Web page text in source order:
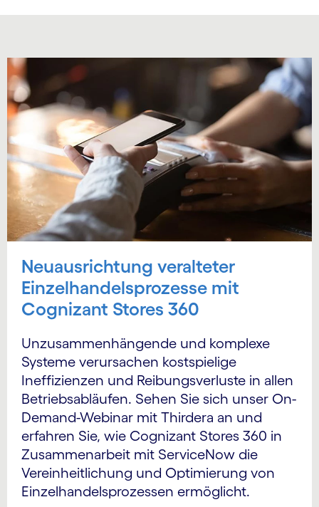
Neuausrichtung veralteter
Einzelhandelsprozesse mit
Cognizant Stores 360
Unzusammenhängende und komplexe
Systeme verursachen kostspielige
Ineffizienzen und Reibungsverluste in allen
Betriebsabläufen. Sehen Sie sich unser On-
Demand-Webinar mit Thirdera an und
erfahren Sie, wie Cognizant Stores 360 in
Zusammenarbeit mit ServiceNow die
Vereinheitlichung und Optimierung von
Einzelhandelsprozessen ermöglicht.